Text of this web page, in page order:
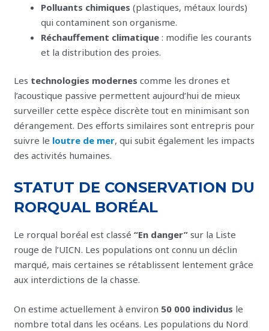
Polluants chimiques (plastiques, métaux lourds)
qui contaminent son organisme.
Réchauffement climatique : modifie les courants
et la distribution des proies.
Les technologies modernes comme les drones et
l’acoustique passive permettent aujourd’hui de mieux
surveiller cette espèce discrète tout en minimisant son
dérangement. Des efforts similaires sont entrepris pour
suivre le loutre de mer, qui subit également les impacts
des activités humaines.
STATUT DE CONSERVATION DU
RORQUAL BORÉAL
Le rorqual boréal est classé“En danger” sur la Liste
rouge de l’UICN. Les populations ont connu un déclin
marqué, mais certaines se rétablissent lentement grâce
aux interdictions de la chasse.
On estime actuellement à environ 50 000 individus le
nombre total dans les océans. Les populations du Nord